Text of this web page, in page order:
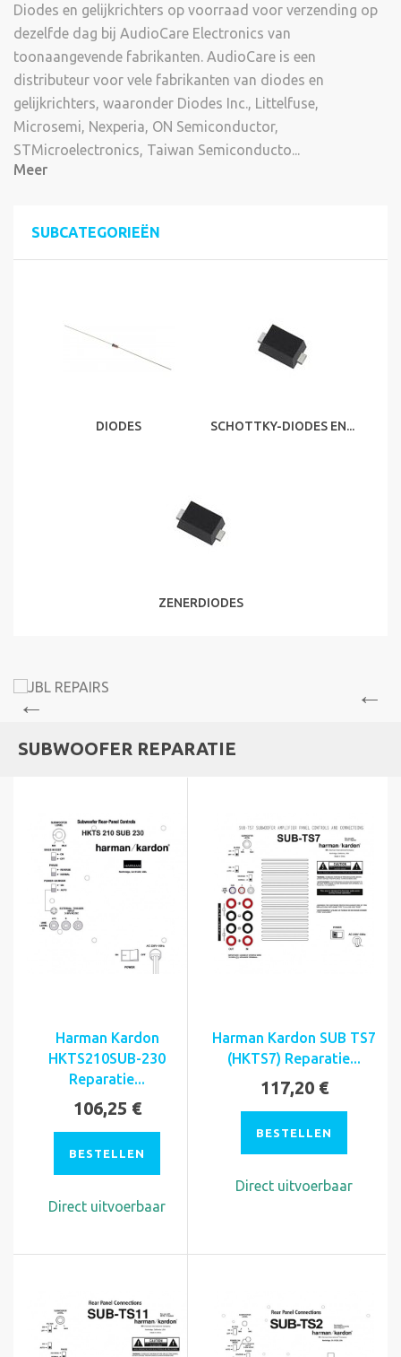
Diodes en gelijkrichters op voorraad voor verzending op
dezelfde dag bij AudioCare Electronics van
toonaangevende fabrikanten. AudioCare is een
distributeur voor vele fabrikanten van diodes en
gelijkrichters, waaronder Diodes Inc., Littelfuse,
Microsemi, Nexperia, ON Semiconductor,
STMicroelectronics, Taiwan Semiconducto...
Meer
SUBCATEGORIEËN
DIODES SCHOTTKY-DIODES EN...
ZENERDIODES
SUBWOOFER REPARATIE
Harman Kardon
HKTS210SUB-230
Reparatie...
106,25 €
BESTELLEN
Direct uitvoerbaar
Harman Kardon SUB TS7
(HKTS7) Reparatie...
117,20 €
BESTELLEN
Direct uitvoerbaar